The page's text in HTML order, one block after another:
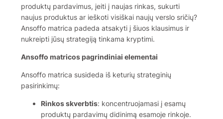
produktų pardavimus, įeiti į naujas rinkas, sukurti
naujus produktus ar ieškoti visiškai naujų verslo sričių?
Ansoffo matrica padeda atsakyti į šiuos klausimus ir
nukreipti jūsų strategiją tinkama kryptimi.
Ansoffo matricos pagrindiniai elementai
Ansoffo matrica susideda iš keturių strateginių
pasirinkimų:
Rinkos skverbtis: koncentruojamasi į esamų
produktų pardavimų didinimą esamoje rinkoje.